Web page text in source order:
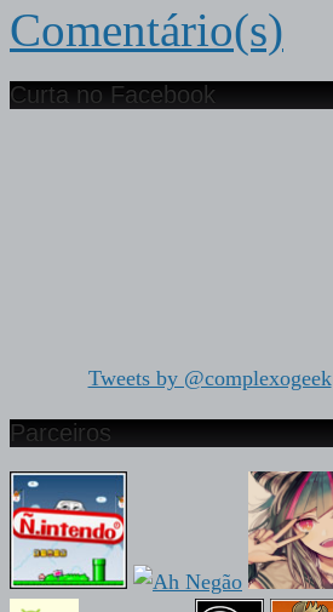
Comentário(s)
Curta no Facebook
Tweets by @complexogeek
Parceiros